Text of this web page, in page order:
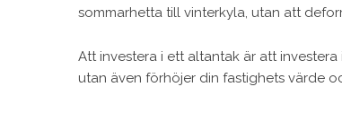
sommarhetta till vinterkyla, utan att
Att investera i ett altantak är att
utan även förhöjer din fastighets värde